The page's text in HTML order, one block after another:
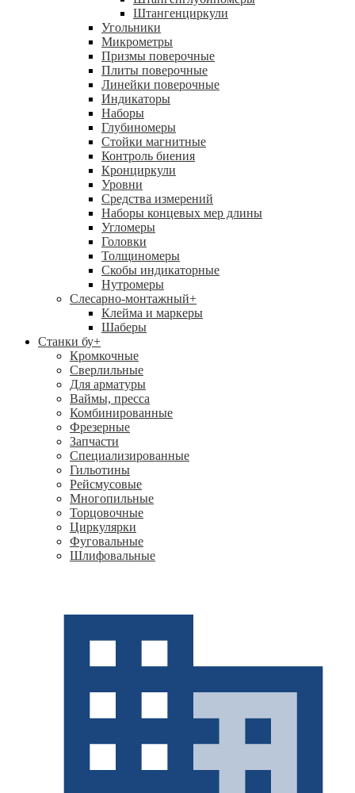
Штангенциркули
Угольники
Микрометры
Призмы поверочные
Плиты поверочные
Линейки поверочные
Индикаторы
Наборы
Глубиномеры
Стойки магнитные
Контроль биения
Кронциркули
Уровни
Средства измерений
Наборы концевых мер длины
Угломеры
Головки
Толщиномеры
Скобы индикаторные
Нутромеры
Слесарно-монтажный+
Клейма и маркеры
Шаберы
Станки бу+
Кромкочные
Сверлильные
Для арматуры
Ваймы, пресса
Комбинированные
Фрезерные
Запчасти
Специализированные
Гильотины
Рейсмусовые
Многопильные
Торцовочные
Циркулярки
Фуговальные
Шлифовальные